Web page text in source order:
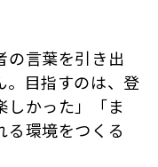
の言葉を引き出
。目指すのは、登
しかった」「ま
る環境をつくる